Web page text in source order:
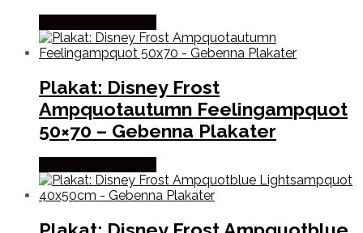
Plakat: Disney Frost
Ampquotautumn Feelingampquot
50×70 – Gebenna Plakater